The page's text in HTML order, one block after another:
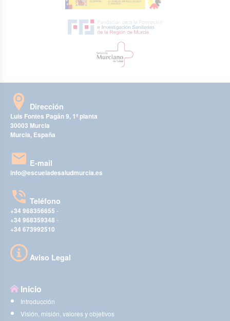
Dirección
Luis Fontes Pagán 9, 1ª planta
30003 Murcia
Murcia, España
E-mail
info@escueladesaludmurcia.es
Teléfono
+34 968356655 -
+34 968359348 -
+34 673992510
Aviso Legal
Inicio
Introducción
Visión, misión, valores y objetivos